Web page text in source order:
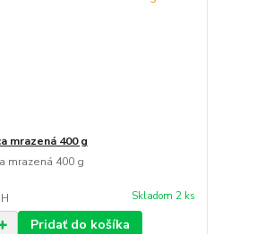
mrazená 400 g
mrazená 400 g
Skladom 2 ks
Pridať do košíka